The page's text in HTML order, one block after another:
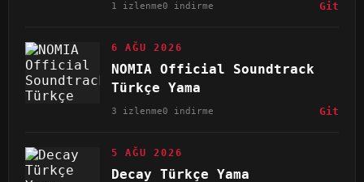
1 izlenme0 indirme Git
6 AĞU 2026
NOMIA Official Soundtrack
Türkçe Yama
3 izlenme0 indirme Git
5 AĞU 2026
Decay Türkçe Yama